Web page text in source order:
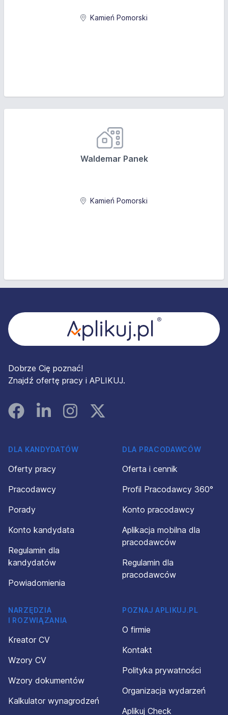
Kamień Pomorski
Waldemar Panek
Kamień Pomorski
Dobrze Cię poznać!
Znajdź ofertę pracy i APLIKUJ.
FacebookLinked InInstagramInstagram
DLA KANDYDATÓW
Oferty pracy
Pracodawcy
Porady
Konto kandydata
Regulamin dla
kandydatów
Powiadomienia
DLA PRACODAWCÓW
Oferta i cennik
Profil Pracodawcy 360°
Konto pracodawcy
Aplikacja mobilna dla
pracodawców
Regulamin dla
pracodawców
NARZĘDZIA
I ROZWIĄZANIA
Kreator CV
Wzory CV
Wzory dokumentów
Kalkulator wynagrodzeń
POZNAJ APLIKUJ.PL
O firmie
Kontakt
Polityka prywatności
Organizacja wydarzeń
Aplikuj Check